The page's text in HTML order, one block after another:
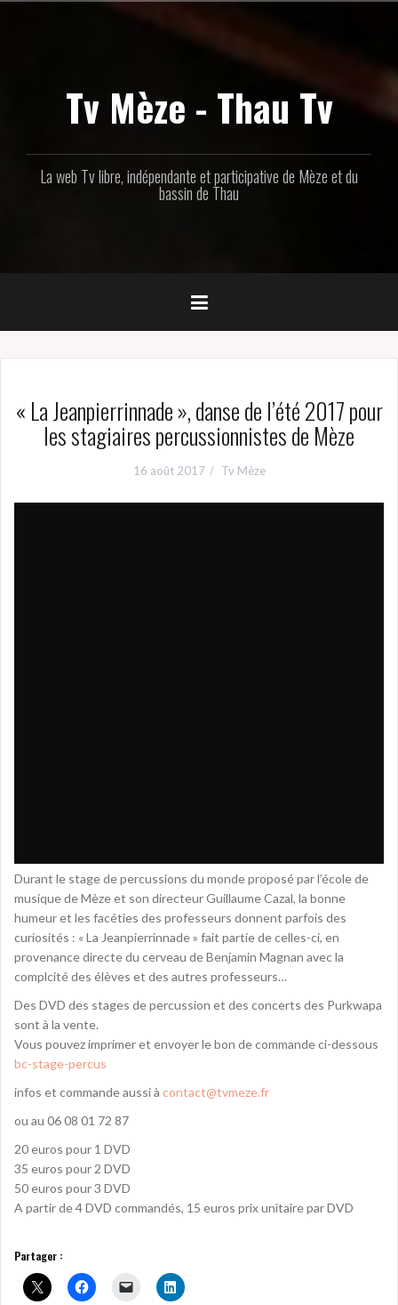
Tv Mèze - Thau Tv
La web Tv libre, indépendante et participative de Mèze et du
bassin de Thau
« La Jeanpierrinnade », danse de l’été 2017 pour
les stagiaires percussionnistes de Mèze
16 août 2017 Tv Mèze
Durant le stage de percussions du monde proposé par l’école de
musique de Mèze et son directeur Guillaume Cazal, la bonne
humeur et les facéties des professeurs donnent parfois des
curiosités : « La Jeanpierrinnade » fait partie de celles-ci, en
provenance directe du cerveau de Benjamin Magnan avec la
complcité des élèves et des autres professeurs…
Des DVD des stages de percussion et des concerts des Purkwapa
sont à la vente.
Vous pouvez imprimer et envoyer le bon de commande ci-dessous
bc-stage-percus
infos et commande aussi à contact@tvmeze.fr
ou au 06 08 01 72 87
20 euros pour 1 DVD
35 euros pour 2 DVD
50 euros pour 3 DVD
A partir de 4 DVD commandés, 15 euros prix unitaire par DVD
Partager :